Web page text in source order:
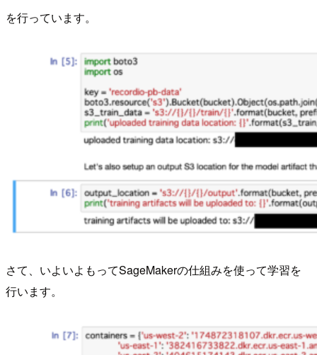
を行っています。
さて、いよいよもってSageMakerの仕組みを使って学習を
行います。